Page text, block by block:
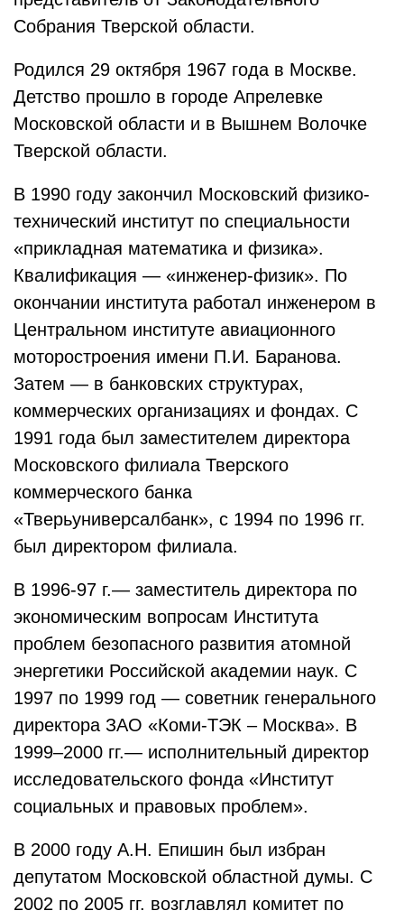
Собрания Тверской области.
Родился 29 октября 1967 года в Москве.
Детство прошло в городе Апрелевке
Московской области и в Вышнем Волочке
Тверской области.
В 1990 году закончил Московский физико-
технический институт по специальности
«прикладная математика и физика».
Квалификация — «инженер-физик». По
окончании института работал инженером в
Центральном институте авиационного
моторостроения имени П.И. Баранова.
Затем — в банковских структурах,
коммерческих организациях и фондах. С
1991 года был заместителем директора
Московского филиала Тверского
коммерческого банка
«Тверьуниверсалбанк», с 1994 по 1996 гг.
был директором филиала.
В 1996-97 г.— заместитель директора по
экономическим вопросам Института
проблем безопасного развития атомной
энергетики Российской академии наук. С
1997 по 1999 год — советник генерального
директора ЗАО «Коми-ТЭК – Москва». В
1999–2000 гг.— исполнительный директор
исследовательского фонда «Институт
социальных и правовых проблем».
В 2000 году А.Н. Епишин был избран
депутатом Московской областной думы. С
2002 по 2005 гг. возглавлял комитет по